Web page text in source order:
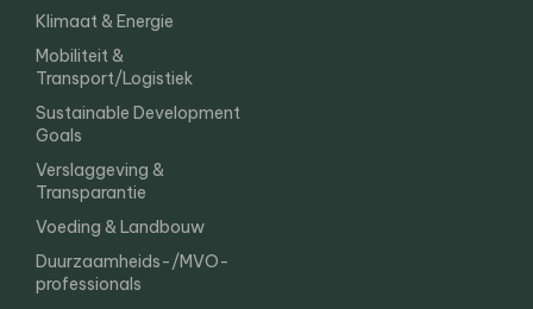
Klimaat & Energie
Mobiliteit &
Transport/Logistiek
Sustainable Development
Goals
Verslaggeving &
Transparantie
Voeding & Landbouw
Duurzaamheids-/MVO-
professionals